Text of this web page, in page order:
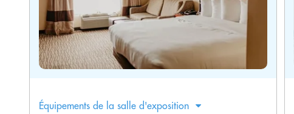
Équipements de la salle d'exposition